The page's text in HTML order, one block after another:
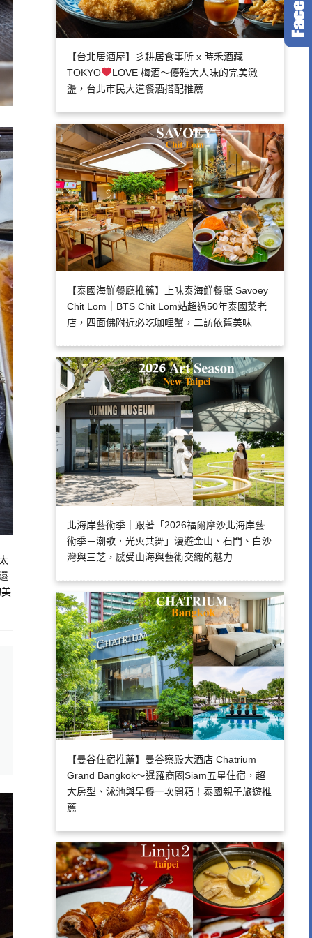
【台北居酒屋】彡耕居食事所 x 時禾酒藏
TOKYO
LOVE 梅酒～優雅大人味的完美激
盪，台北市民大道餐酒搭配推薦
【泰國海鮮餐廳推薦】上味泰海鮮餐廳 Savoey
Chit Lom｜BTS Chit Lom站超過50年泰國菜老
店，四面佛附近必吃咖哩蟹，二訪依舊美味
北海岸藝術季｜跟著「2026福爾摩沙北海岸藝
術季－潮歌．光火共舞」漫遊金山、石門、白沙
灣與三芝，感受山海與藝術交織的魅力
【曼谷住宿推薦】曼谷察殿大酒店 Chatrium
Grand Bangkok～暹羅商圈Siam五星住宿，超
大房型、泳池與早餐一次開箱！泰國親子旅遊推
薦